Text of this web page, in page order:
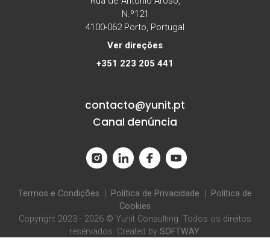
N.º121
4100-062 Porto, Portugal
Ver direções
+351 223 205 441
contacto@yunit.pt
Canal denúncia
Termos e Condições Política de Privacidade
Política de
Cookies
Copyright 2023 - 2026 © Yunit Consulting. Todos os direitos
reservados. Created by SOFTWAY.